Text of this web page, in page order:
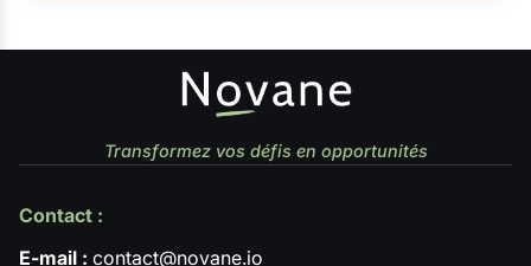
Transformez vos défis en opportunités
Contact :
E-mail : contact@novane.io